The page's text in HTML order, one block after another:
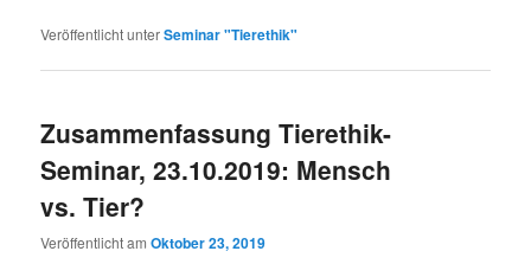
Veröffentlicht unterSeminar "Tierethik"
Zusammenfassung Tierethik-
Seminar, 23.10.2019: Mensch
vs. Tier?
Veröffentlicht amOktober 23, 2019